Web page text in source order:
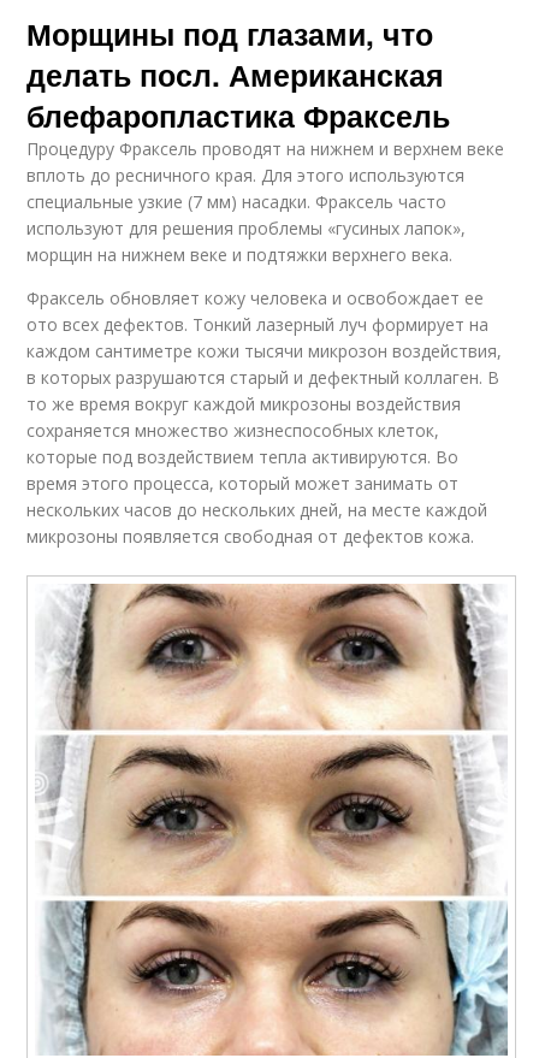
Морщины под глазами, что
делать посл. Американская
блефаропластика Фраксель
Процедуру Фраксель проводят на нижнем и верхнем веке
вплоть до ресничного края. Для этого используются
специальные узкие (7 мм) насадки. Фраксель часто
используют для решения проблемы «гусиных лапок»,
морщин на нижнем веке и подтяжки верхнего века.
Фраксель обновляет кожу человека и освобождает ее
ото всех дефектов. Тонкий лазерный луч формирует на
каждом сантиметре кожи тысячи микрозон воздействия,
в которых разрушаются старый и дефектный коллаген. В
то же время вокруг каждой микрозоны воздействия
сохраняется множество жизнеспособных клеток,
которые под воздействием тепла активируются. Во
время этого процесса, который может занимать от
нескольких часов до нескольких дней, на месте каждой
микрозоны появляется свободная от дефектов кожа.